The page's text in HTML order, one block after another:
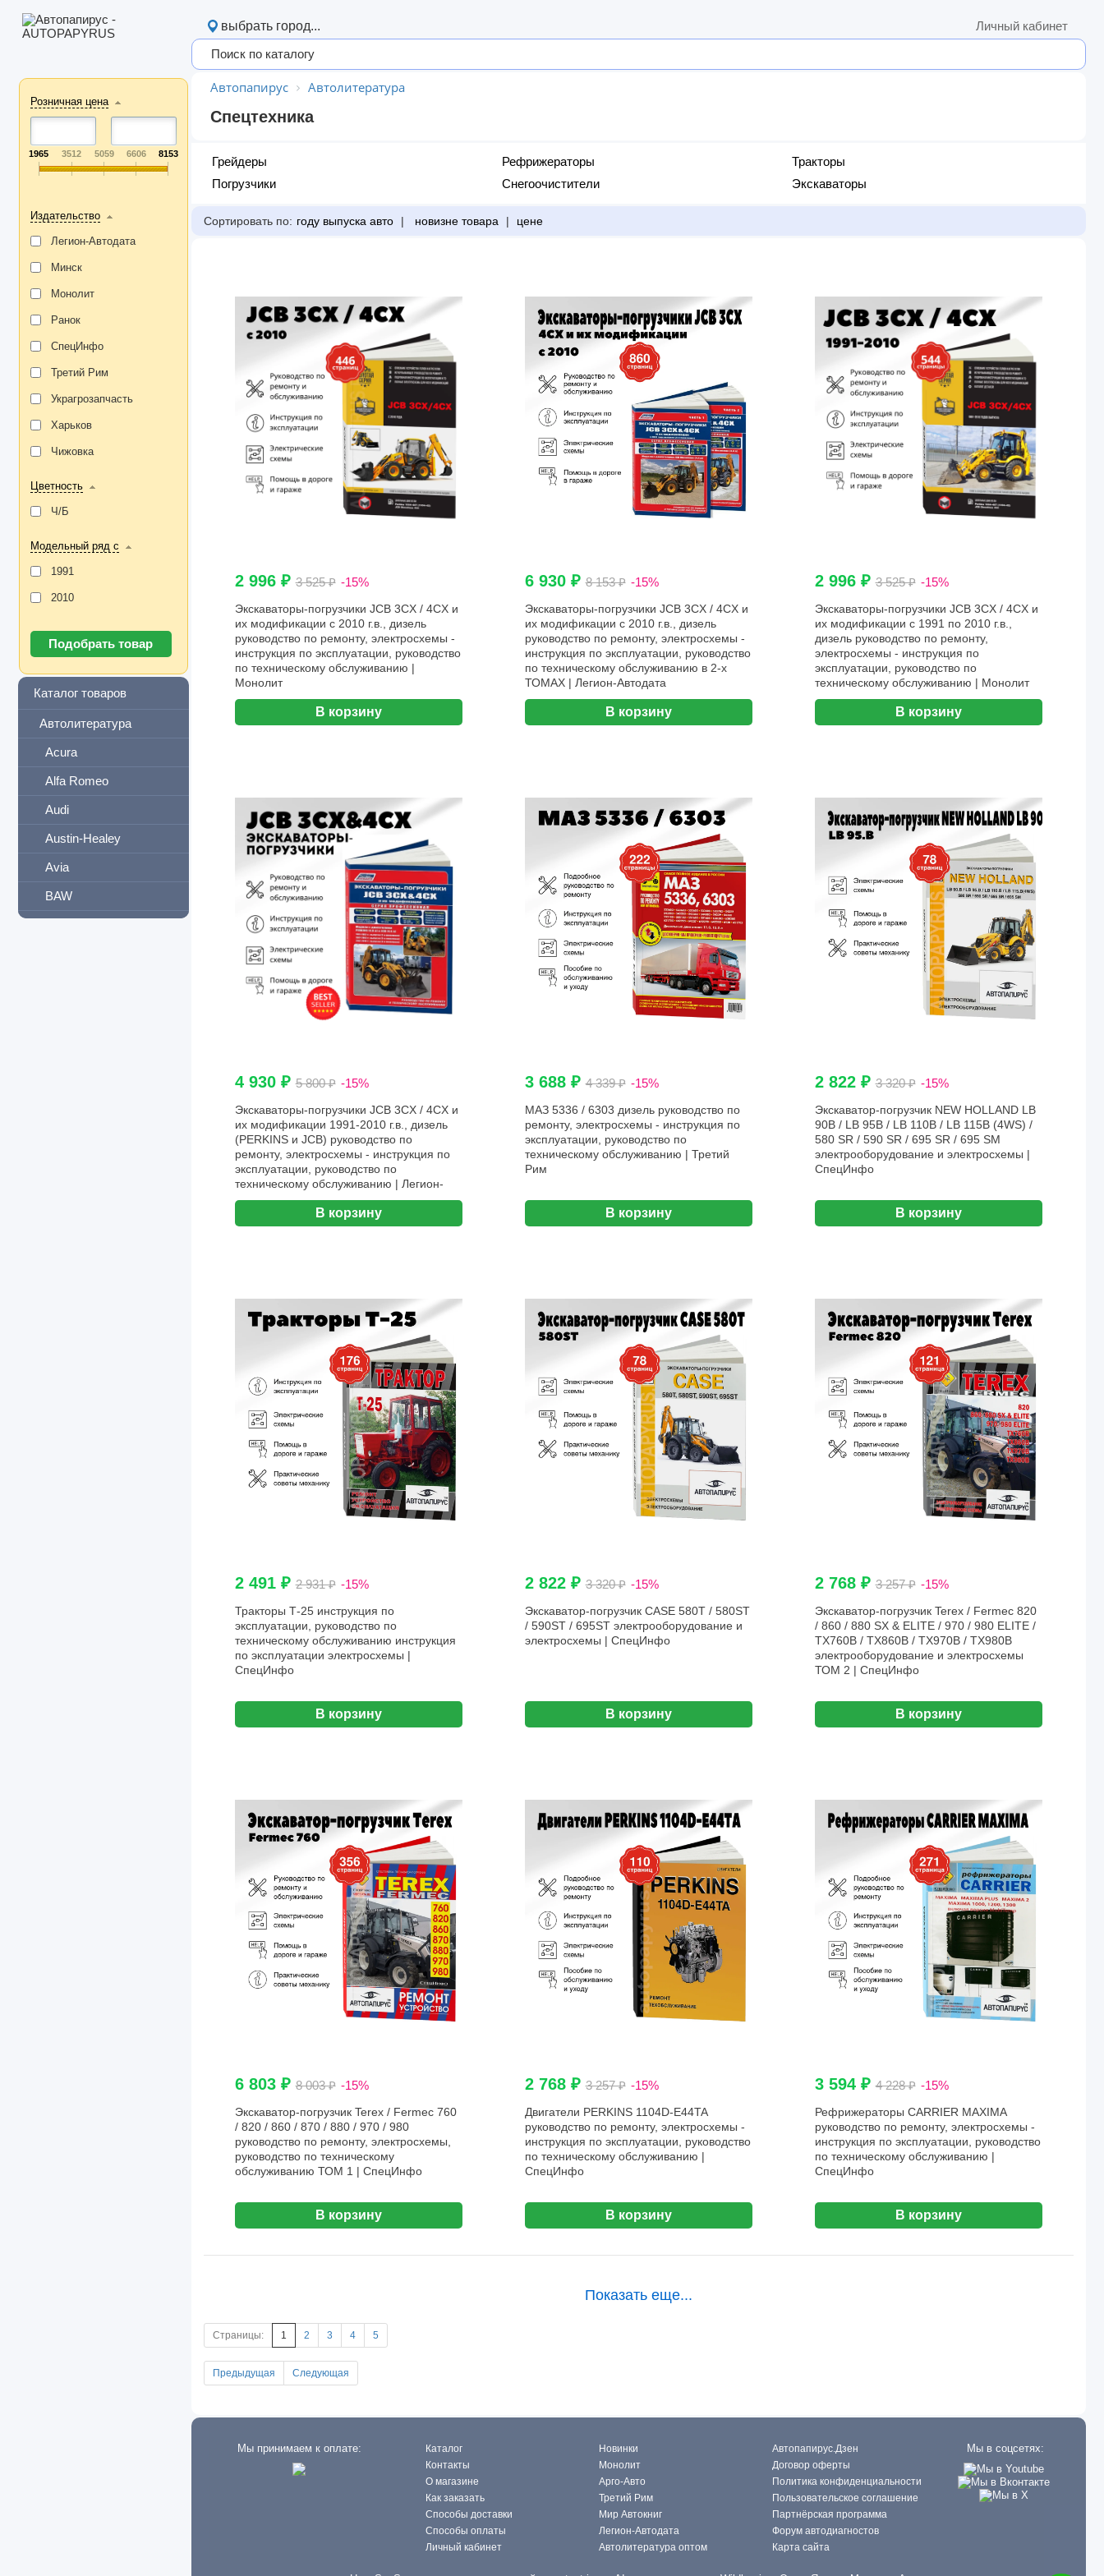
Розничная цена
1965 3512 5059 6606 8153
Издательство
Легион-Aвтодата
Минск
Монолит
Ранок
СпецИнфо
Третий Рим
Украгрозапчасть
Харьков
Чижовка
Цветность
Ч/Б
Модельный ряд с
1991
2010
Каталог товаров
Автолитература
Acura
Alfa Romeo
Audi
Austin-Healey
Avia
BAW
выбрать город... Личный кабинет
Автопапирус Автолитература
Спецтехника
Грейдеры
Погрузчики
Рефрижераторы
Снегоочистители
Тракторы
Экскаваторы
Сортировать по: году выпуска авто | новизне товара | цене
2 996 ₽3 525 ₽ -15%
Экскаваторы-погрузчики JCB 3CX / 4CX и
их модификации с 2010 г.в., дизель
руководство по ремонту, электросхемы -
инструкция по эксплуатации, руководство
по техническому обслуживанию |
Монолит
В корзину
6 930 ₽8 153 ₽ -15%
Экскаваторы-погрузчики JCB 3CX / 4CX и
их модификации с 2010 г.в., дизель
руководство по ремонту, электросхемы -
инструкция по эксплуатации, руководство
по техническому обслуживанию в 2-х
ТОМАХ | Легион-Aвтодата
В корзину
2 996 ₽3 525 ₽ -15%
Экскаваторы-погрузчики JCB 3CX / 4CX и
их модификации с 1991 по 2010 г.в.,
дизель руководство по ремонту,
электросхемы - инструкция по
эксплуатации, руководство по
техническому обслуживанию | Монолит
В корзину
4 930 ₽5 800 ₽ -15%
Экскаваторы-погрузчики JCB 3CX / 4CX и
их модификации 1991-2010 г.в., дизель
(PERKINS и JCB) руководство по
ремонту, электросхемы - инструкция по
эксплуатации, руководство по
техническому обслуживанию | Легион-
Aвтодата
В корзину
3 688 ₽4 339 ₽ -15%
МАЗ 5336 / 6303 дизель руководство по
ремонту, электросхемы - инструкция по
эксплуатации, руководство по
техническому обслуживанию | Третий
Рим
В корзину
2 822 ₽3 320 ₽ -15%
Экскаватор-погрузчик NEW HOLLAND LB
90B / LB 95B / LB 110B / LB 115B (4WS) /
580 SR / 590 SR / 695 SR / 695 SM
электрооборудование и электросхемы |
СпецИнфо
В корзину
2 491 ₽2 931 ₽ -15%
Тракторы Т-25 инструкция по
эксплуатации, руководство по
техническому обслуживанию инструкция
по эксплуатации электросхемы |
СпецИнфо
В корзину
2 822 ₽3 320 ₽ -15%
Экскаватор-погрузчик CASE 580T / 580ST
/ 590ST / 695ST электрооборудование и
электросхемы | СпецИнфо
В корзину
2 768 ₽3 257 ₽ -15%
Экскаватор-погрузчик Terex / Fermec 820
/ 860 / 880 SX & ELITE / 970 / 980 ELITE /
TX760B / TX860B / TX970B / TX980B
электрооборудование и электросхемы
ТОМ 2 | СпецИнфо
В корзину
6 803 ₽8 003 ₽ -15%
Экскаватор-погрузчик Terex / Fermec 760
/ 820 / 860 / 870 / 880 / 970 / 980
руководство по ремонту, электросхемы,
руководство по техническому
обслуживанию ТОМ 1 | СпецИнфо
В корзину
2 768 ₽3 257 ₽ -15%
Двигатели PERKINS 1104D-E44TA
руководство по ремонту, электросхемы -
инструкция по эксплуатации, руководство
по техническому обслуживанию |
СпецИнфо
В корзину
3 594 ₽4 228 ₽ -15%
Рефрижераторы CARRIER MAXIMA
руководство по ремонту, электросхемы -
инструкция по эксплуатации, руководство
по техническому обслуживанию |
СпецИнфо
В корзину
Показать еще...
Страницы: 1 2 3 4 5
Предыдущая Следующая
Мы принимаем к оплате:
Каталог
Контакты
О магазине
Как заказать
Способы доставки
Способы оплаты
Личный кабинет
Новинки
Монолит
Арго-Авто
Третий Рим
Мир Автокниг
Легион-Автодата
Автолитература оптом
Автопапирус.Дзен
Договор оферты
Политика конфиденциальности
Пользовательское соглашение
Партнёрская программа
Форум автодиагностов
Карта сайта
Мы в соцсетях: